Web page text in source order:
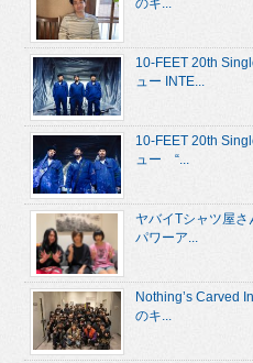
のキ...
10-FEET 20th
ュー INTE...
10-FEET 20th
ュー “...
ヤバイTシャツ屋
パワーア...
Nothing’s Carved
のキ...